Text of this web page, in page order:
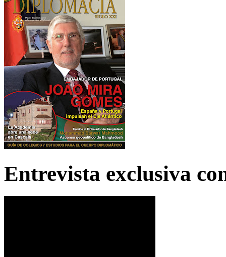
Entrevista exclusiva